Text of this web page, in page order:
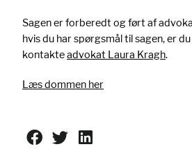
Sagen er forberedt og ført af
hvis du har spørgsmål til sagen, er
kontakteadvokat Laura Kragh.
Læs dommen her